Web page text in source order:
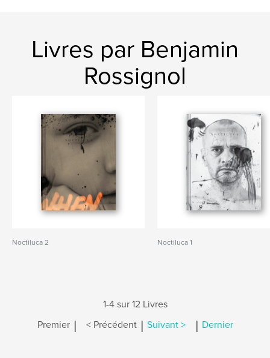
Livres par Benjamin
Rossignol
Noctiluca 2 Noctiluca 1
1-4 sur 12 Livres
Premier | < Précédent | Suivant > | Dernier